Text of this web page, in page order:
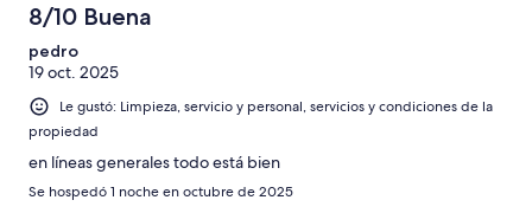
8/10 Buena
pedro
19 oct. 2025
Le gustó: Limpieza, servicio y personal, servicios y condiciones de la
propiedad
en líneas generales todo está bien
Se hospedó 1 noche en octubre de 2025